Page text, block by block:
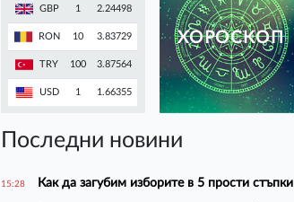
GBP 1 2.24498
RON 10 3.83729
TRY 100 3.87564
USD 1 1.66355
ХОРОСКОП
Последни новини
15:28 Как да загубим изборите в 5 прости стъпки